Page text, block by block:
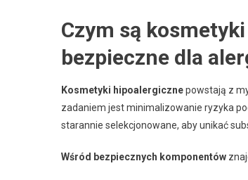
Czym są
bezpieczne dla
Kosmetyki hipoalergicznepowstają z
zadaniem jest minimalizowanie ryzyka
starannie selekcjonowane, aby unikać
Wśród bezpiecznych komponentów